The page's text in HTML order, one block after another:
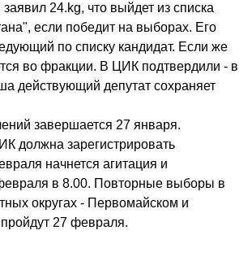
24.kg, что выйдет из списка
если победит на выборах. Его
по списку кандидат. Если же
во фракции. В ЦИК подтвердили - в
действующий депутат сохраняет
завершается 27 января.
должна зарегистрировать
начнется агитация и
в 8.00. Повторные выборы в
округах - Первомайском и
27 февраля.